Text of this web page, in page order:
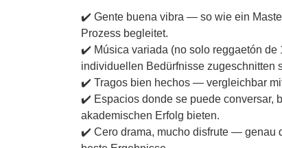
✔️ Gente buena vibra — so wie ein
Prozess begleitet.
✔️ Música variada (no solo reggaetón
individuellen Bedürfnisse zugeschnitten
✔️ Tragos bien hechos — vergleichbar
✔️ Espacios donde se puede conversar,
akademischen Erfolg bieten.
✔️ Cero drama, mucho disfrute — genau